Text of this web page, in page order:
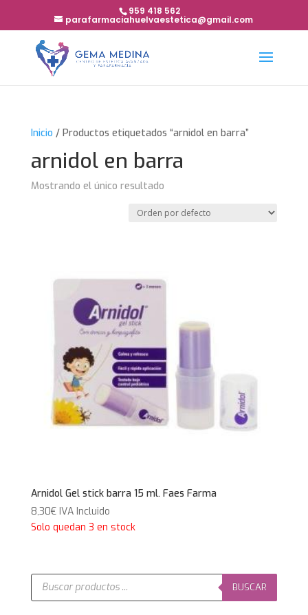
959 418 562
parafarmaciahuelvaestetica@gmail.com
Inicio / Productos etiquetados “arnidol en barra”
arnidol en barra
Mostrando el único resultado
Arnidol Gel stick barra 15 ml. Faes Farma
8,30€ IVA Incluido
Solo quedan 3 en stock
Búsqueda
productos
BUSCAR